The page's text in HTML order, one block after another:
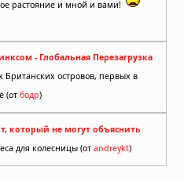
растояние и мной и вами!
- Глобальная Перезагрузка
Британских островов, первых в
(от бодр)
который не могут объяснить
для колесницы (от andreykt)